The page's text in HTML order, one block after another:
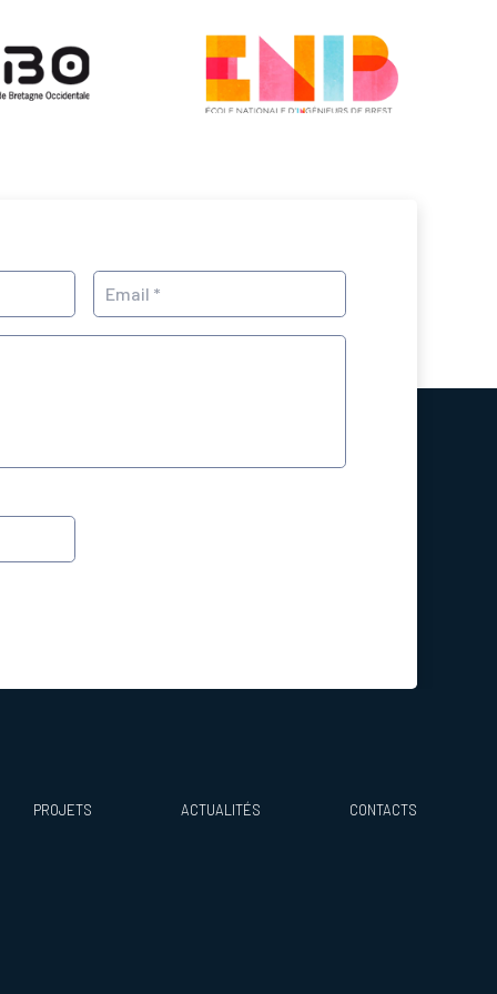
PROJETS ACTUALITÉS CONTACTS